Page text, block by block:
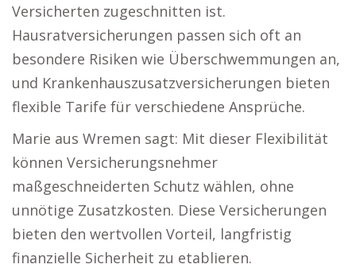
Versicherten zugeschnitten ist.
Hausratversicherungen passen sich oft an
besondere Risiken wie Überschwemmungen an,
und Krankenhauszusatzversicherungen bieten
flexible Tarife für verschiedene Ansprüche.
Marie aus Wremen sagt: Mit dieser Flexibilität
können Versicherungsnehmer
maßgeschneiderten Schutz wählen, ohne
unnötige Zusatzkosten. Diese Versicherungen
bieten den wertvollen Vorteil, langfristig
finanzielle Sicherheit zu etablieren.